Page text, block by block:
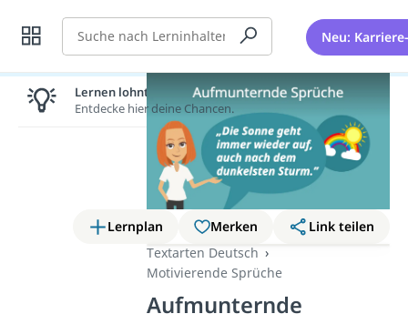
Suche Neu:
Lernplan Merken
Link teilen
Textarten Deutsch
Motivierende Sprüche
Aufmunternde
Lernen lohnt sich!
Entdecke hier deine Chancen.